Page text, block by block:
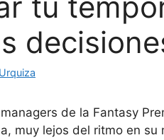
de la Fantasy
muy lejos del ritmo en su